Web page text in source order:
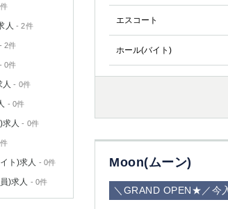
エスコート
ホール(バイト)
Moon(ムーン)
＼GRAND OPEN★／今
人 - 2件
- 2件
- 0件
人 - 0件
- 0件
人 - 0件
ト)求人 - 0件
)求人 - 0件